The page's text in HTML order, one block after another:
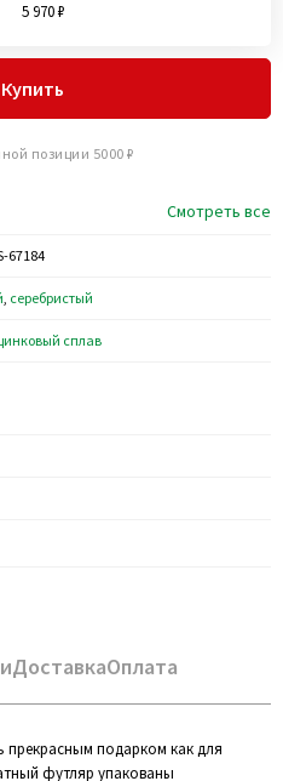
Смотреть все
67184
, серебристый
сплав
5 970 ₽
Купить
позиции 5000 ₽
ДоставкаОплата
подарком как для
футляр упакованы